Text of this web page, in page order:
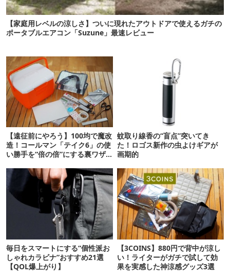
【家庭用レベルの涼しさ】ついに現れたアウトドアで使えるガチの
ポータブルエアコン「Suzune」最速レビュー
【遠征前にやろう】100均で魔改
造！コールマン「テイク6」の使
い勝手を“倍の倍”にする裏ワザ6
蚊取り線香の“盲点”突いてき
た！ロゴス新作の虫よけギアが
画期的
毎日をスマートにする“個性派お
しゃれカラビナ”おすすめ21選
【QOL爆上がり】
【3COINS】880円で背中が涼し
い！ライターがガチで試して効
果を実感した神涼感グッズ3選